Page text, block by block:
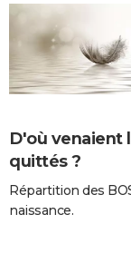
D'où venaient
quittés ?
Répartition des
naissance.